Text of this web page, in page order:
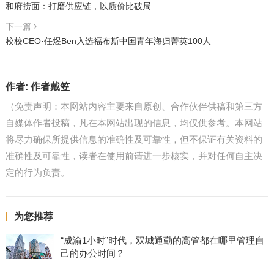
和府捞面：打磨供应链，以质价比破局
下一篇
校校CEO·任煜Ben入选福布斯中国青年海归菁英100人
作者: 作者戴笠
（免责声明：本网站内容主要来自原创、合作伙伴供稿和第三方
自媒体作者投稿，凡在本网站出现的信息，均仅供参考。本网站
将尽力确保所提供信息的准确性及可靠性，但不保证有关资料的
准确性及可靠性，读者在使用前请进一步核实，并对任何自主决
定的行为负责。
为您推荐
“成渝1小时”时代，双城通勤的高管都在哪里管理自
己的办公时间？